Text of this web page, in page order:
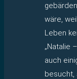
wäre,
Leben
„Natalie
auch
besucht,